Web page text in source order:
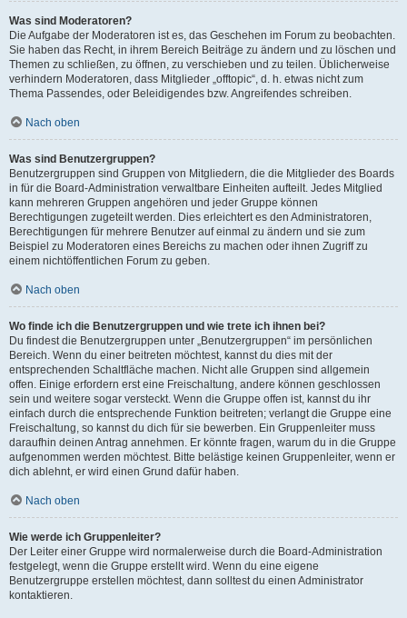
Was sind Moderatoren?
Die Aufgabe der Moderatoren ist es, das Geschehen im Forum zu beobachten.
Sie haben das Recht, in ihrem Bereich Beiträge zu ändern und zu löschen und
Themen zu schließen, zu öffnen, zu verschieben und zu teilen. Üblicherweise
verhindern Moderatoren, dass Mitglieder „offtopic“, d. h. etwas nicht zum
Thema Passendes, oder Beleidigendes bzw. Angreifendes schreiben.
Nach oben
Was sind Benutzergruppen?
Benutzergruppen sind Gruppen von Mitgliedern, die die Mitglieder des Boards
in für die Board-Administration verwaltbare Einheiten aufteilt. Jedes Mitglied
kann mehreren Gruppen angehören und jeder Gruppe können
Berechtigungen zugeteilt werden. Dies erleichtert es den Administratoren,
Berechtigungen für mehrere Benutzer auf einmal zu ändern und sie zum
Beispiel zu Moderatoren eines Bereichs zu machen oder ihnen Zugriff zu
einem nichtöffentlichen Forum zu geben.
Nach oben
Wo finde ich die Benutzergruppen und wie trete ich ihnen bei?
Du findest die Benutzergruppen unter „Benutzergruppen“ im persönlichen
Bereich. Wenn du einer beitreten möchtest, kannst du dies mit der
entsprechenden Schaltfläche machen. Nicht alle Gruppen sind allgemein
offen. Einige erfordern erst eine Freischaltung, andere können geschlossen
sein und weitere sogar versteckt. Wenn die Gruppe offen ist, kannst du ihr
einfach durch die entsprechende Funktion beitreten; verlangt die Gruppe eine
Freischaltung, so kannst du dich für sie bewerben. Ein Gruppenleiter muss
daraufhin deinen Antrag annehmen. Er könnte fragen, warum du in die Gruppe
aufgenommen werden möchtest. Bitte belästige keinen Gruppenleiter, wenn er
dich ablehnt, er wird einen Grund dafür haben.
Nach oben
Wie werde ich Gruppenleiter?
Der Leiter einer Gruppe wird normalerweise durch die Board-Administration
festgelegt, wenn die Gruppe erstellt wird. Wenn du eine eigene
Benutzergruppe erstellen möchtest, dann solltest du einen Administrator
kontaktieren.